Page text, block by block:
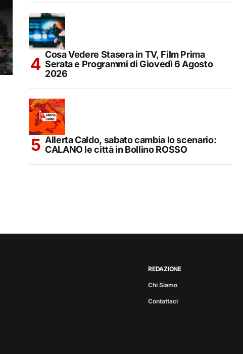
Cosa Vedere Stasera in TV, Film Prima
Serata e Programmi di Giovedì 6 Agosto
2026
Allerta Caldo, sabato cambia lo scenario:
CALANO le città in Bollino ROSSO
REDAZIONE
Chi Siamo
Contattaci